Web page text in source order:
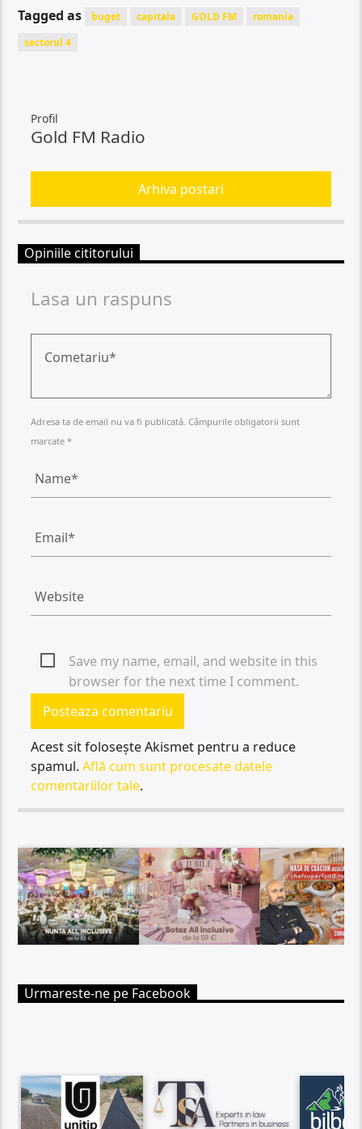
Tagged as buget capitala GOLD FM
romania
sectorul 4
Profil
Gold FM Radio
Arhiva postari
Opiniile cititorului
Lasa un raspuns
Adresa ta de email nu va fi publicată. Câmpurile obligatorii sunt
marcate *
Save my name, email, and website in this
browser for the next time I comment.
Acest sit folosește Akismet pentru a reduce
spamul.Află cum sunt procesate datele
comentariilor tale.
Urmareste-ne pe Facebook